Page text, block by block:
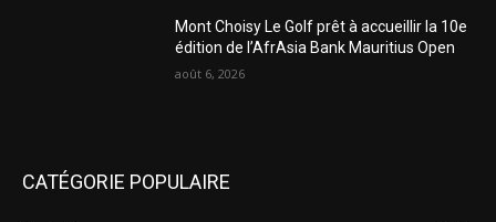
Mont Choisy Le Golf prêt à accueillir la 10e
édition de l’AfrAsia Bank Mauritius Open
août 6, 2026
CATÉGORIE POPULAIRE